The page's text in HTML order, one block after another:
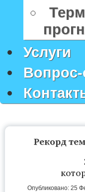
Услуги
Вопрос-
Рекорд
Опубликовано: 25